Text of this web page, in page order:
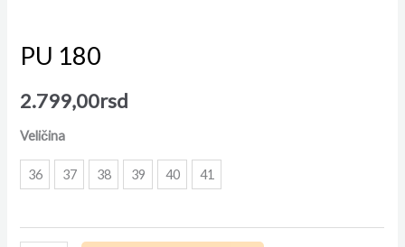
PU 180
2.799,00rsd
Veličina
36 37 38 39 40 41